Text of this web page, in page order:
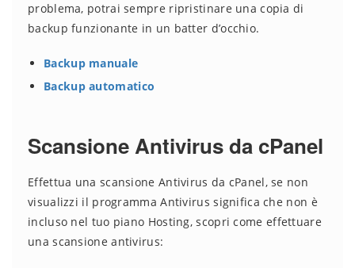
problema, potrai sempre ripristinare una copia di
backup funzionante in un batter d’occhio.
Backup manuale
Backup automatico
Scansione Antivirus da cPanel
Effettua una scansione Antivirus da cPanel, se non
visualizzi il programma Antivirus significa che non è
incluso nel tuo piano Hosting, scopri come effettuare
una scansione antivirus: